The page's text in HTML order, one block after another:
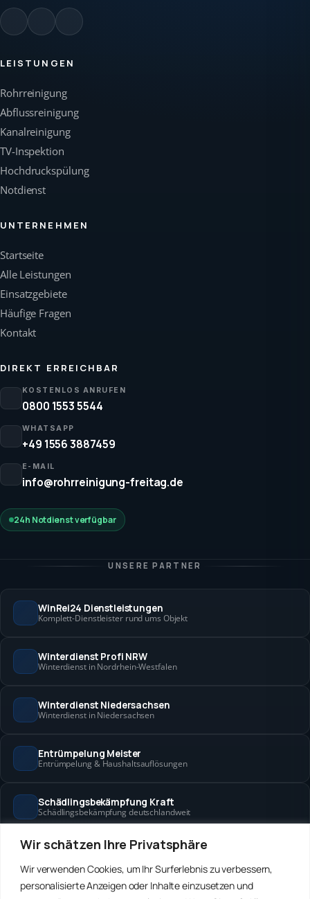
Wir schätzen Ihre Privatsphäre
Wir verwenden Cookies, um Ihr Surferlebnis zu verbessern,
personalisierte Anzeigen oder Inhalte einzusetzen und
LEISTUNGEN
Rohrreinigung
Abflussreinigung
Kanalreinigung
TV-Inspektion
Hochdruckspülung
Notdienst
UNTERNEHMEN
Startseite
Alle Leistungen
Einsatzgebiete
Häufige Fragen
Kontakt
DIREKT ERREICHBAR
KOSTENLOS ANRUFEN
0800 1553 5544
WHATSAPP
+49 1556 3887459
E-MAIL
info@rohrreinigung-freitag.de
24h Notdienst verfügbar
UNSERE PARTNER
WinRei24 Dienstleistungen
Komplett-Dienstleister rund ums Objekt
Winterdienst Profi NRW
Winterdienst in Nordrhein-Westfalen
Winterdienst Niedersachsen
Winterdienst in Niedersachsen
Entrümpelung Meister
Entrümpelung & Haushaltsauflösungen
Schädlingsbekämpfung Kraft
Schädlingsbekämpfung deutschlandweit
Hanse Objektservice